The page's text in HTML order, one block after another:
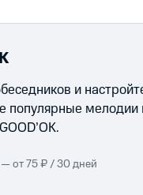
и
популярные
от 75 ₽ / 30 дней